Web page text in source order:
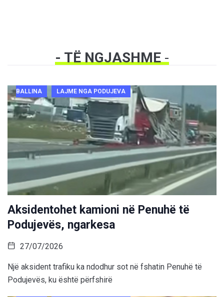
- TË NGJASHME-
BALLINA LAJME NGA PODUJEVA
Aksidentohet kamioni në Penuhë të
Podujevës, ngarkesa
27/07/2026
Një aksident trafiku ka ndodhur sot në fshatin Penuhë të
Podujevës, ku është përfshirë